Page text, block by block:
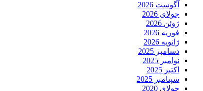
آگوست 2026
جولای 2026
ژوئن 2026
فوریه 2026
ژانویه 2026
دسامبر 2025
نوامبر 2025
اکتبر 2025
سپتامبر 2025
جولای 2020